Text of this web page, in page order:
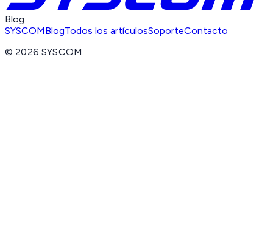
Blog
SYSCOMBlogTodos los artículosSoporteContacto
©2026 SYSCOM